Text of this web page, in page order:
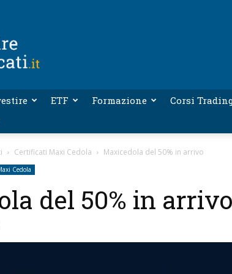
ETF Formazione Corsi
Certificati Maxi Cedola Maxicedola del 50% in arrivo
Cedola
del 50% in arrivo